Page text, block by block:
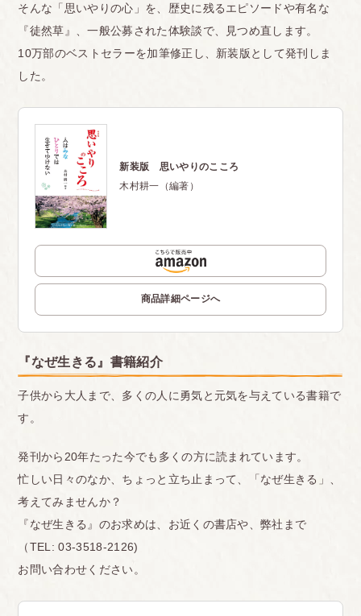
そんな「思いやりの心」を、歴史に残るエピソードや有名な
『徒然草』、一般公募された体験談で、見つめ直します。
10万部のベストセラーを加筆修正し、新装版として発刊しま
した。
新装版 思いやりのこころ
木村耕一（編著）
商品詳細ページへ
『なぜ生きる』書籍紹介
子供から大人まで、多くの人に勇気と元気を与えている書籍で
す。
発刊から20年たった今でも多くの方に読まれています。
忙しい日々のなか、ちょっと立ち止まって、「なぜ生きる」、
考えてみませんか？
『なぜ生きる』のお求めは、お近くの書店や、弊社まで
（TEL: 03-3518-2126)
お問い合わせください。